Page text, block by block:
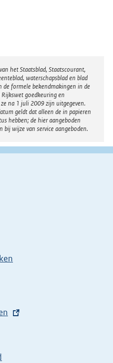
het Staatsblad, Staatscourant,
waterschapsblad en blad
de formele bekendmakingen in de
goedkeuring en
na 1 juli 2009 zijn uitgegeven.
geldt dat alleen de in papieren
hebben; de hier aangeboden
bij wijze van service aangeboden.